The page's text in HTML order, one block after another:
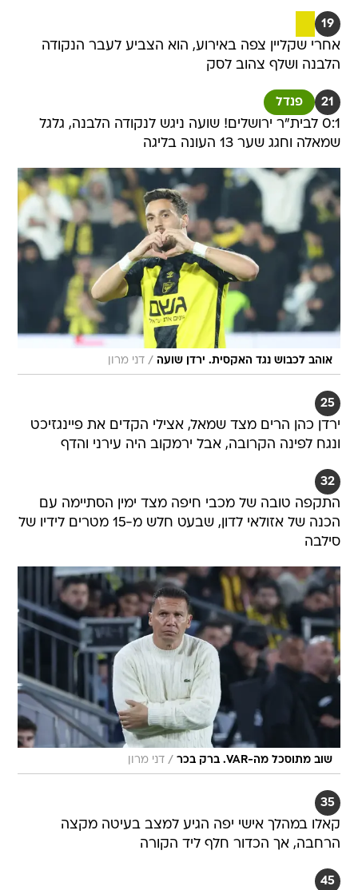
19
אחרי שקליין צפה באירוע, הוא הצביע לעבר הנקודה
הלבנה ושלף צהוב לסק
21 פנדל
0:1 לבית"ר ירושלים! שועה ניגש לנקודה הלבנה, גלגל
שמאלה וחגג שער 13 העונה בליגה
אוהב לכבוש נגד האקסית. ירדן שועה / דני מרון
25
ירדן כהן הרים מצד שמאל, אצילי הקדים את פיינגזיכט
ונגח לפינה הקרובה, אבל ירמקוב היה עירני והדף
32
התקפה טובה של מכבי חיפה מצד ימין הסתיימה עם
הכנה של אזולאי לדון, שבעט חלש מ-15 מטרים לידיו של
סילבה
שוב מתוסכל מה-VAR. ברק בכר / דני מרון
35
קאלו במהלך אישי יפה הגיע למצב בעיטה מקצה
הרחבה, אך הכדור חלף ליד הקורה
45